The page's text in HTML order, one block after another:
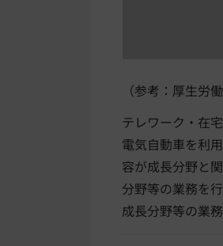
（参考：厚生労
テレワーク・在
電気自動車を利
容が成長分野と
分野等の業務を
成長分野等の業